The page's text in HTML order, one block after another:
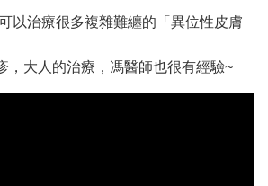
以治療很多複雜難纏的「異位性皮膚
，大人的治療，馮醫師也很有經驗~